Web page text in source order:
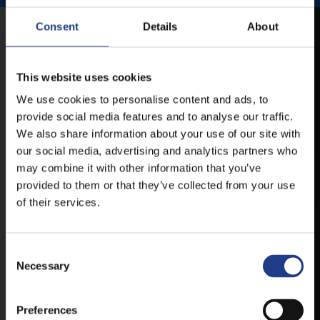
Consent Details About
This website uses cookies
We use cookies to personalise content and ads, to
provide social media features and to analyse our traffic.
We also share information about your use of our site with
our social media, advertising and analytics partners who
may combine it with other information that you’ve
provided to them or that they’ve collected from your use
of their services.
Necessary
Preferences
MOBIL APP
VESZPRÉMFEST
TÖLTSE LE APPLIKÁCIÓNKAT, HOGY
ELSŐ KÉZBŐL ÉRTESÜLHESSEN
LEGFRISSEBB HÍREINKRŐL,
FELLÉPŐKRŐL, ESŐ ESETÉN